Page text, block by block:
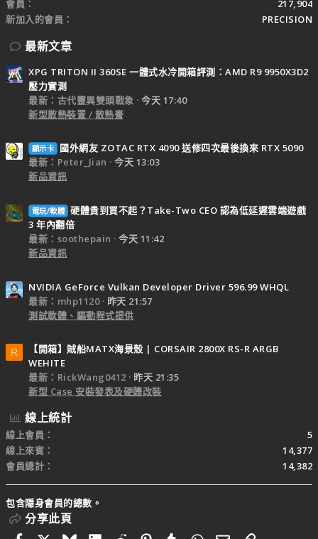
會員
217,904
新加入的會員
PRECISION
最新文章
XPG TRITON II 360SE 一體式水冷開箱評測：AMD R9 9950X3D2
壓力實測
最新：古代靈異雙頭戰象
今天 17:40
新型散熱裝置 / 散熱膏
顯示卡
國外網友 ZOTAC RTX 4090 送修四次最後換來 RTX 5090
最新：Peter_Jian
今天 13:03
新品資訊
電玩/軟體 硬體貴到買不起？Take-Two CEO 認為低延遲雲端遊戲
3 年內翻倍
最新：soothepain
今天 11:42
新品資訊
NVIDIA GeForce Vulkan Developer Driver 596.99 WHQL
最新：mhp1120
昨天 21:57
測試軟體、驅動程式提供
R
【開箱】賊船MATX海景殼 | CORSAIR 2800X RS-R ARGB
WEHITE
最新：RickWang0412
昨天 21:35
新型 Case 安裝發表及硬體改裝
線上統計
線上會員
5
線上來賓
14,377
會員總計
14,382
包含隱身會員的總數。
分享此頁